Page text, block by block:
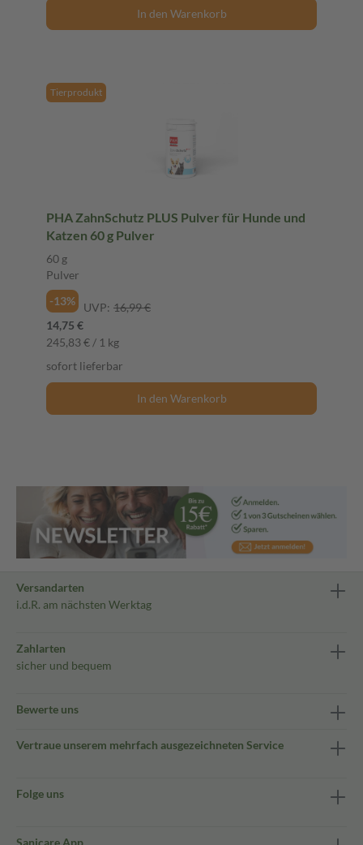
In den Warenkorb
Tierprodukt
PHA ZahnSchutz PLUS Pulver für Hunde und
Katzen 60 g Pulver
60 g
Pulver
-13%
UVP: 16,99 €
14,75 €
245,83 € / 1 kg
sofort lieferbar
In den Warenkorb
Versandarten
i.d.R. am nächsten Werktag
Zahlarten
sicher und bequem
Bewerte uns
Vertraue unserem mehrfach ausgezeichneten Service
Folge uns
Sanicare App